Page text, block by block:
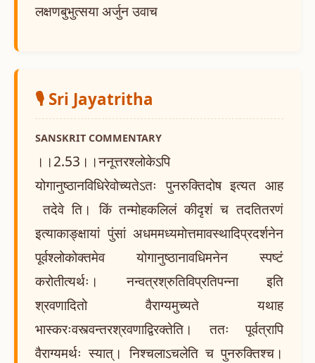
लक्षणबुभुत्सया अर्जुन उवाच
🎙️ Sri Jayatritha
SANSKRIT COMMENTARY
।।2.53।।ननूत्तरश्लोकेऽपि
योगानुष्ठानविधिरेवोच्यतेऽतः पुनरुक्तिदोष इत्यत आह
तदेवे ति। किं तन्मोहकलिलं कीदृशं च तदतितरणं
इत्याकाङ्क्षायां पुंसां अधममध्यमोत्तमावस्थादिप्रदर्शनेन
पूर्वश्लोकोक्तमेव योगानुष्ठानावधिमनेन स्पष्टं
करोतीत्यर्थः। नन्वत्रश्रुतिविप्रतिपन्ना इति
श्रवणादितो वैराग्यमुच्यते यथाह
भास्करःवस्त्वन्तरश्रवणाद्विरक्तेति। ततः पूर्वत्रापि
वैराग्यमर्थः स्यात्। निश्चलाऽचलेति च पुनरुक्तिश्च।